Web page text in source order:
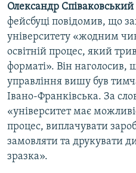
Олександр Співаковський
фейсбуці повідомив, що
університету «жодним
освітній процес, який
форматі». Він наголосив,
управління вишу був
Івано-Франківська. За
«університет має
процес, виплачувати
замовляти та друкувати
зразка».